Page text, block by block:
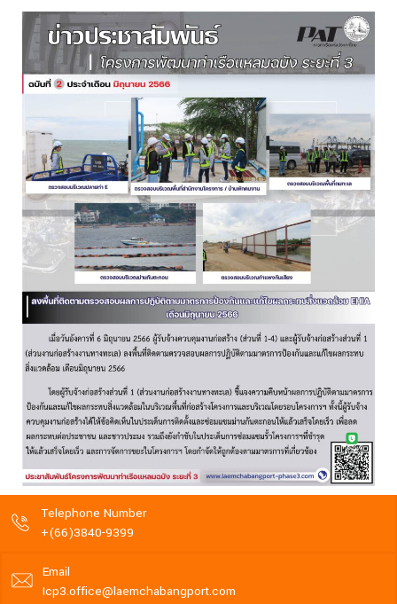
Telephone Number
+(66)3840-9399
Email
Icp3.office@laemchabangport.com